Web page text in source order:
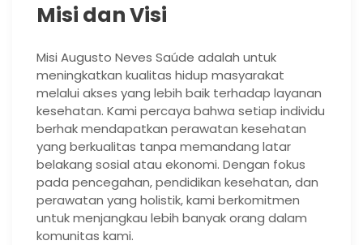
Misi dan Visi
Misi Augusto Neves Saúde adalah untuk
meningkatkan kualitas hidup masyarakat
melalui akses yang lebih baik terhadap layanan
kesehatan. Kami percaya bahwa setiap individu
berhak mendapatkan perawatan kesehatan
yang berkualitas tanpa memandang latar
belakang sosial atau ekonomi. Dengan fokus
pada pencegahan, pendidikan kesehatan, dan
perawatan yang holistik, kami berkomitmen
untuk menjangkau lebih banyak orang dalam
komunitas kami.